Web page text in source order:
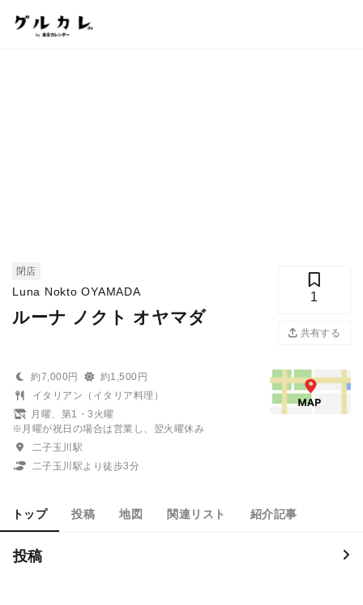
閉店
Luna Nokto OYAMADA
ルーナ ノクト オヤマダ
1
共有する
約7,000円
約1,500円
イタリアン（イタリア料理）
月曜、第1・3火曜
※月曜が祝日の場合は営業し、翌火曜休み
二子玉川駅
二子玉川駅より徒歩3分
トップ 投稿 地図 関連リスト 紹介記事
投稿